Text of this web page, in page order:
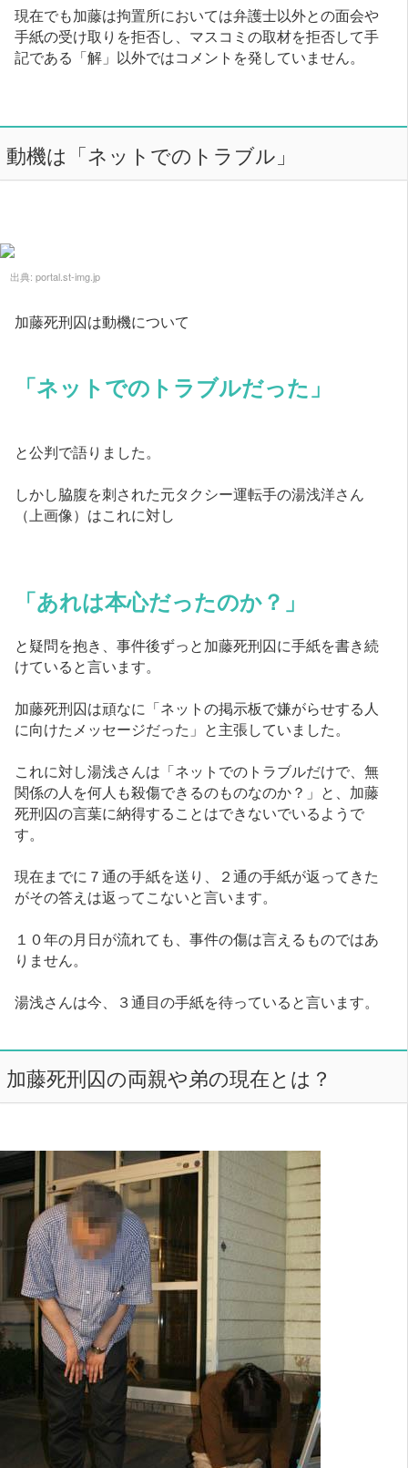
現在でも加藤は拘置所においては弁護士以外との面会や
手紙の受け取りを拒否し、マスコミの取材を拒否して手
記である「解」以外ではコメントを発していません。
動機は「ネットでのトラブル」
出典: portal.st-img.jp
加藤死刑囚は動機について
「ネットでのトラブルだった」
と公判で語りました。
しかし脇腹を刺された元タクシー運転手の湯浅洋さん
（上画像）はこれに対し
「あれは本心だったのか？」
と疑問を抱き、事件後ずっと加藤死刑囚に手紙を書き続
けていると言います。
加藤死刑囚は頑なに「ネットの掲示板で嫌がらせする人
に向けたメッセージだった」と主張していました。
これに対し湯浅さんは「ネットでのトラブルだけで、無
関係の人を何人も殺傷できるのものなのか？」と、加藤
死刑囚の言葉に納得することはできないでいるようで
す。
現在までに７通の手紙を送り、２通の手紙が返ってきた
がその答えは返ってこないと言います。
１０年の月日が流れても、事件の傷は言えるものではあ
りません。
湯浅さんは今、３通目の手紙を待っていると言います。
加藤死刑囚の両親や弟の現在とは？